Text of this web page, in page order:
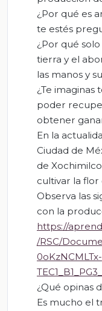
¿Por qué es
te estés
¿Por qué
tierra y el
las manos y
¿Te imaginas
poder
obtener
En la
Ciudad de
de
cultivar la
Observa las
con la
https://
/RSC/
0oKzNCMLTx-
¿Qué opinas
Es mucho el